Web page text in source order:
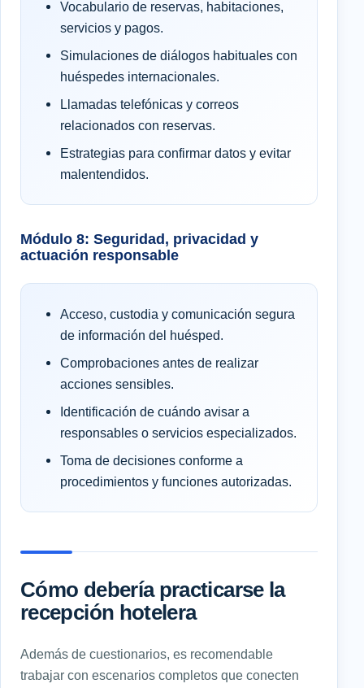
Vocabulario de reservas, habitaciones,
servicios y pagos.
Simulaciones de diálogos habituales con
huéspedes internacionales.
Llamadas telefónicas y correos
relacionados con reservas.
Estrategias para confirmar datos y evitar
malentendidos.
Módulo 8: Seguridad, privacidad y
actuación responsable
Acceso, custodia y comunicación segura
de información del huésped.
Comprobaciones antes de realizar
acciones sensibles.
Identificación de cuándo avisar a
responsables o servicios especializados.
Toma de decisiones conforme a
procedimientos y funciones autorizadas.
Cómo debería practicarse la
recepción hotelera
Además de cuestionarios, es recomendable
trabajar con escenarios completos que conecten